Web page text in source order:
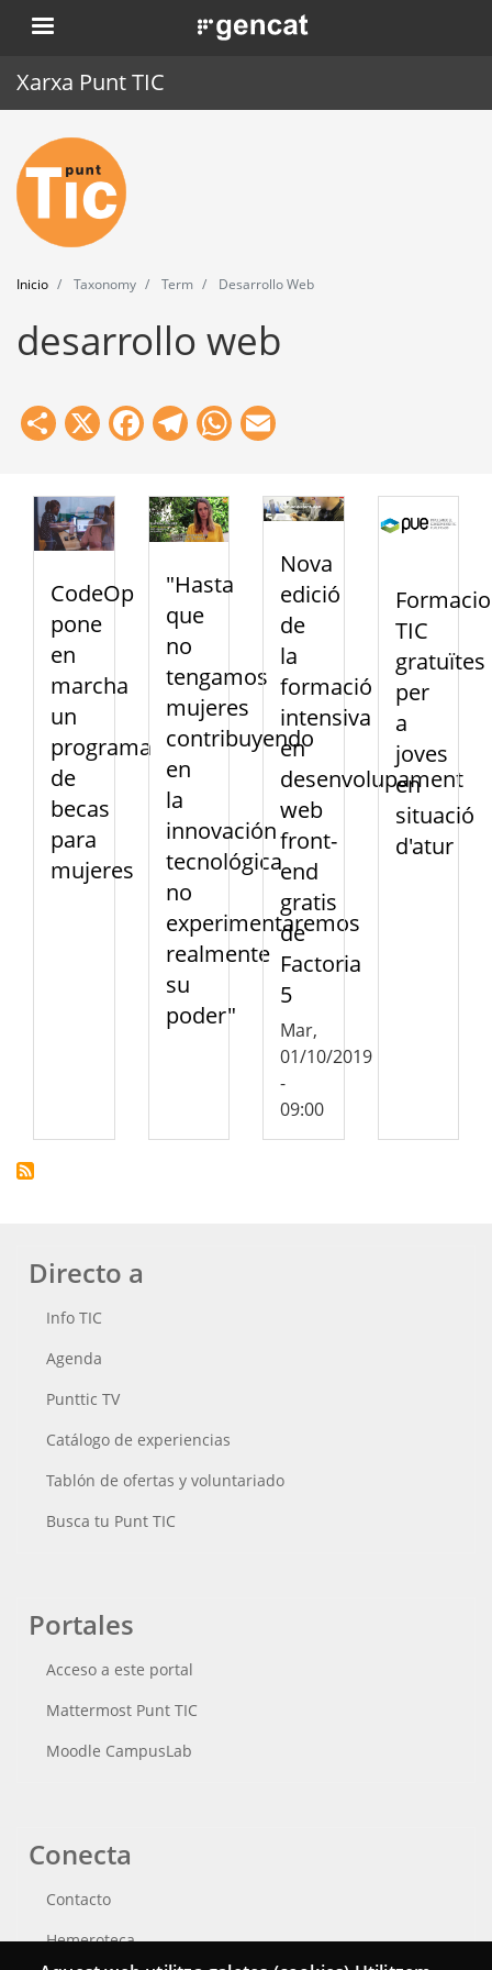
Pasar
al
. Obre en una nova finestra.
Xarxa Punt TIC
Inicio
Punt TIC
Actualidad
Agenda
Formación
Herramientas
Inicio Taxonomy Term Desarrollo Web
desarrollo web
Share
X Facebook
Telegram
WhatsApp
CodeOp
pone
en
marcha
un
programa
de
becas
para
mujeres
"Hasta
que
no
tengamos
mujeres
contribuyendo
en
la
innovación
tecnológica
no
experimentaremos
realmente
su
poder"
Nova
edició
de
la
formació
intensiva
en
desenvolupament
web
front-
end
gratis
de
Factoria
5
Mar,
01/10/2019
-
09:00
TIC
gratuïtes
per
a
joves
en
situació
d'atur
Directo a
Info TIC
Agenda
Punttic TV
Catálogo de experiencias
Tablón de ofertas y voluntariado
Busca tu Punt TIC
Portales
Acceso a este portal
Mattermost Punt TIC
Moodle CampusLab
Conecta
Contacto
Hemeroteca